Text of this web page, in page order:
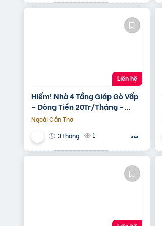
Hiếm! Nhà 4 Tầng Giáp Gò Vấp
– Dòng Tiền 20Tr/Tháng –
Tương Lai Ra Mặt Tiền 12M
Ngoài Cần Thơ
3 tháng
1
Liên hệ